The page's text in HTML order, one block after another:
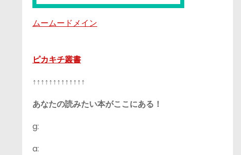
ムームードメイン
ピカキチ叢書
↑↑↑↑↑↑↑↑↑↑↑↑↑
あなたの読みたい本がここにある！
g:
a: